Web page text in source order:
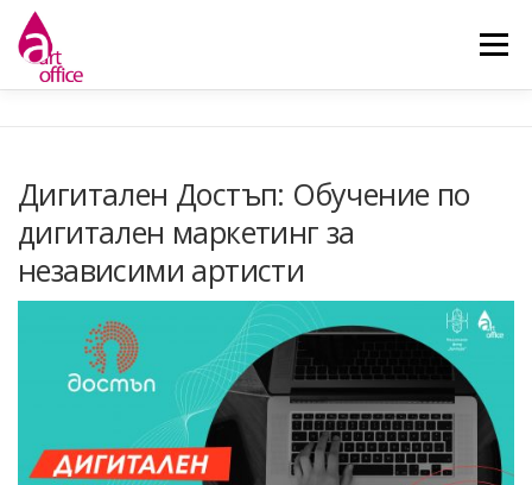
content
Menu
КОНТАКТ
Дигитален Достъп: Обучение по
дигитален маркетинг за
независими артисти